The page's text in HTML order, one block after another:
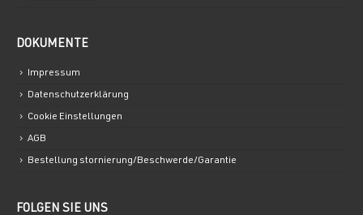
DOKUMENTE
Impressum
Datenschutzerklärung
Cookie Einstellungen
AGB
Bestellung stornierung/Beschwerde/Garantie
FOLGEN SIE UNS